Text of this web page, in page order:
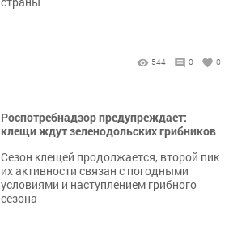
544 0 0
Роспотребнадзор предупреждает:
клещи ждут зеленодольских грибников
Сезон клещей продолжается, второй пик
их активности связан с погодными
условиями и наступлением грибного
сезона